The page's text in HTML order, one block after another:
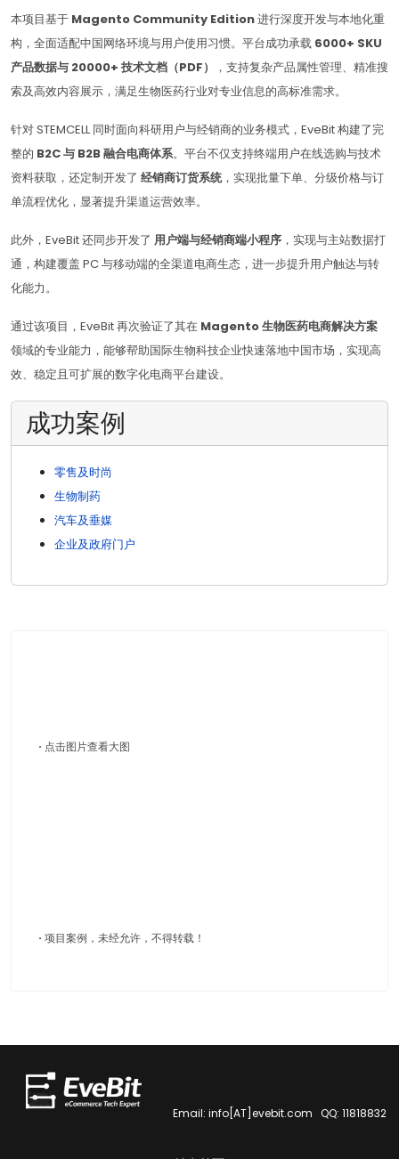
本项目基于 Magento Community Edition进行深度开发与本地化重
构，全面适配中国网络环境与用户使用习惯。平台成功承载 6000+ SKU
产品数据与 20000+ 技术文档（PDF）
，支持复杂产品属性管理、精准搜
索及高效内容展示，满足生物医药行业对专业信息的高标准需求。
针对 STEMCELL 同时面向科研用户与经销商的业务模式，EveBit 构建了完
整的 B2C 与 B2B 融合电商体系。平台不仅支持终端用户在线选购与技术
资料获取，还定制开发了 经销商订货系统，实现批量下单、分级价格与订
单流程优化，显著提升渠道运营效率。
此外，EveBit 还同步开发了 用户端与经销商端小程序 ，实现与主站数据打
通，构建覆盖 PC 与移动端的全渠道电商生态，进一步提升用户触达与转
化能力。
通过该项目，EveBit 再次验证了其在 Magento 生物医药电商解决方案
领域的专业能力，能够帮助国际生物科技企业快速落地中国市场，实现高
效、稳定且可扩展的数字化电商平台建设。
成功案例
零售及时尚
生物制药
汽车及垂媒
企业及政府门户
· 点击图片查看大图
· 项目案例，未经允许，不得转载！
Email: info[AT]evebit.com QQ: 11818832